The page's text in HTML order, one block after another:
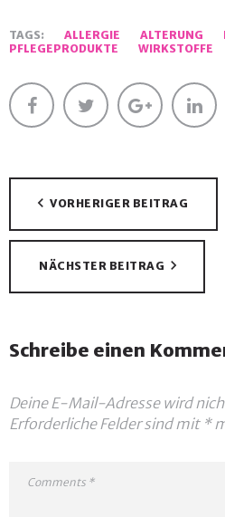
FacebookTwitterGoogle+
TAGS: ALLERGIE ALTERUNG
PFLEGEPRODUKTE
WIRKSTOFFE
Beitragsnavigation
VORHERIGER BEITRAG
NÄCHSTER BEITRAG
Schreibe einen
Deine E-Mail-Adresse wird
Erforderliche Felder sind mit *